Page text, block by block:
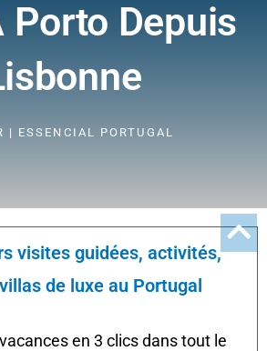
Porto Depuis
| ESSENCIAL PORTUGAL
visites guidées, activités,
de luxe au Portugal
en 3 clics dans tout le